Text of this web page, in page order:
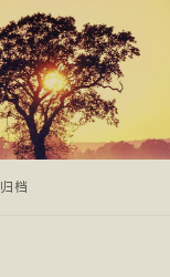
归档